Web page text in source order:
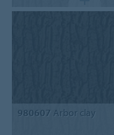
980607 Arbor clay